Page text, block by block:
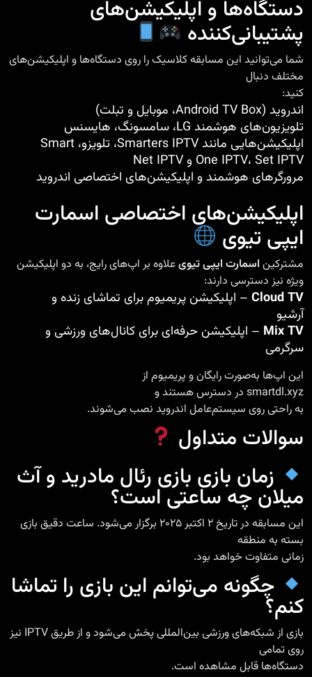
دستگاه‌ها و اپلیکیشن‌های
پشتیبانی‌کننده
شما می‌توانید این مسابقه کلاسیک را روی دستگاه‌ها و اپلیکیشن‌های
مختلف دنبال
کنید:
اندروید (Android TV Box، موبایل و تبلت)
تلویزیون‌های هوشمند LG، سامسونگ، هایسنس
اپلیکیشن‌هایی مانند Smarters IPTV، تلویزو، Smart
One IPTV، Set IPTV و Net IPTV
مرورگرهای هوشمند و اپلیکیشن‌های اختصاصی اندروید
اپلیکیشن‌های اختصاصی اسمارت
ایپی تیوی
مشترکین اسمارت ایپی تیویعلاوه بر اپ‌های رایج، به دو اپلیکیشن
ویژه نیز دسترسی دارند:
Cloud TV – اپلیکیشن پریمیوم برای تماشای زنده و
آرشیو
Mix TV – اپلیکیشن حرفه‌ای برای کانال‌های ورزشی و
سرگرمی
این اپ‌ها به‌صورت رایگان و پریمیوم از
smartdl.xyz در دسترس هستند و
به راحتی روی سیستم‌عامل اندروید نصب می‌شوند.
سوالات متداول
زمان بازی بازی رئال مادرید و آث
میلان چه ساعتی است؟
این مسابقه در تاریخ ۲ اکتبر ۲۰۲۵ برگزار می‌شود. ساعت دقیق بازی
بسته به منطقه
زمانی متفاوت خواهد بود.
چگونه می‌توانم این بازی را تماشا
کنم؟
بازی از شبکه‌های ورزشی بین‌المللی پخش می‌شود و از طریق IPTV نیز
روی تمامی
دستگاه‌ها قابل مشاهده است.